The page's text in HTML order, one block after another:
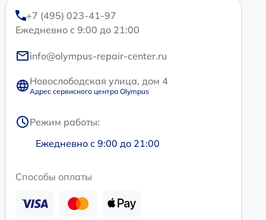
+7 (495) 023-41-97
Ежедневно с 9:00 до 21:00
info@olympus-repair-center.ru
Новослободская улица, дом 4
Адрес сервисного центра Olympus
Режим работы:
Ежедневно с 9:00 до 21:00
Способы оплаты